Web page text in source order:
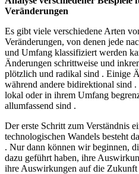
Veränderungen
Es gibt viele verschiedene Arten
Veränderungen, von denen jede
und Umfang klassifiziert werden
Änderungen schrittweise und
plötzlich und radikal sind . Einige
während andere bidirektional sind
lokal oder in ihrem Umfang
allumfassend sind .
Der erste Schritt zum Verständnis
technologischen Wandels besteht
. Nur dann können wir beginnen,
dazu geführt haben, ihre
ihre Auswirkungen auf die Zukunft